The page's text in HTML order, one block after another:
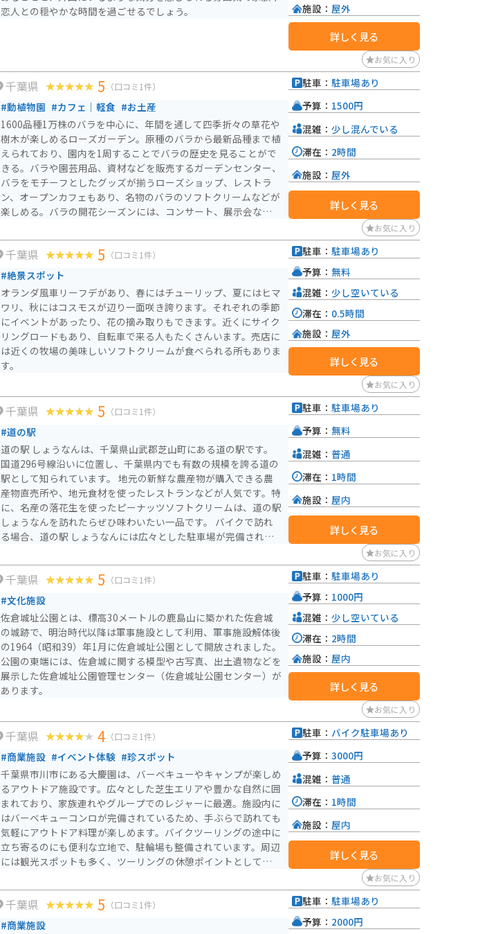
恋人との穏やかな時間を過ごせるでしょう。
施設： 屋外
詳しく見る
お気に入り
千葉県 5 （口コミ1件）
#動植物園 #カフェ｜軽食 #お土産
1600品種1万株のバラを中心に、年間を通して四季折々の草花や
樹木が楽しめるローズガーデン。原種のバラから最新品種まで植
えられており、園内を1周することでバラの歴史を見ることがで
きる。バラや園芸用品、資材などを販売するガーデンセンター、
バラをモチーフとしたグッズが揃うローズショップ、レストラ
ン、オープンカフェもあり、名物のバラのソフトクリームなどが
楽しめる。バラの開花シーズンには、コンサート、展示会などの
駐車： 駐車場あり
予算： 1500円
混雑： 少し混んでいる
滞在： 2時間
施設： 屋外
詳しく見る
お気に入り
千葉県 5 （口コミ1件）
#絶景スポット
オランダ風車リーフデがあり、春にはチューリップ、夏にはヒマ
ワリ、秋にはコスモスが辺り一面咲き誇ります。それぞれの季節
にイベントがあったり、花の摘み取りもできます。近くにサイク
リングロードもあり、自転車で来る人もたくさんいます。売店に
は近くの牧場の美味しいソフトクリームが食べられる所もありま
す。
駐車： 駐車場あり
予算： 無料
混雑： 少し空いている
滞在： 0.5時間
施設： 屋外
詳しく見る
お気に入り
千葉県 5 （口コミ1件）
#道の駅
道の駅 しょうなんは、千葉県山武郡芝山町にある道の駅です。
国道296号線沿いに位置し、千葉県内でも有数の規模を誇る道の
駅として知られています。 地元の新鮮な農産物が購入できる農
産物直売所や、地元食材を使ったレストランなどが人気です。特
に、名産の落花生を使ったピーナッツソフトクリームは、道の駅
しょうなんを訪れたらぜひ味わいたい一品です。 バイクで訪れ
る場合、道の駅 しょうなんには広々とした駐車場が完備されて
途中に立ち寄るのに最適な場所と言えるでしょう。 道の駅 しょ
うなん周辺には、航空科学博物館や成田ゆめ牧場など、観光スポ
ットも充実しています。少し足を延ばせば、成田山新勝寺や成田
空港なども訪れることができます。
駐車： 駐車場あり
予算： 無料
混雑： 普通
滞在： 1時間
施設： 屋内
詳しく見る
お気に入り
千葉県 5 （口コミ1件）
#文化施設
佐倉城址公園とは、標高30メートルの鹿島山に築かれた佐倉城
の城跡で、明治時代以降は軍事施設として利用、軍事施設解体後
の1964（昭和39）年1月に佐倉城址公園として開放されました。
公園の東端には、佐倉城に関する模型や古写真、出土遺物などを
展示した佐倉城址公園管理センター（佐倉城址公園センター）が
あります。
駐車： 駐車場あり
予算： 1000円
混雑： 少し空いている
滞在： 2時間
施設： 屋内
詳しく見る
お気に入り
千葉県 4 （口コミ1件）
#商業施設 #イベント体験 #珍スポット
千葉県市川市にある大慶園は、バーベキューやキャンプが楽しめ
るアウトドア施設です。広々とした芝生エリアや豊かな自然に囲
まれており、家族連れやグループでのレジャーに最適。施設内に
はバーベキューコンロが完備されているため、手ぶらで訪れても
気軽にアウトドア料理が楽しめます。バイクツーリングの途中に
立ち寄るのにも便利な立地で、駐輪場も整備されています。周辺
には観光スポットも多く、ツーリングの休憩ポイントとしてもお
をお忘れなく。
駐車： バイク駐車場あり
予算： 3000円
混雑： 普通
滞在： 1時間
施設： 屋内
詳しく見る
お気に入り
千葉県 5 （口コミ1件）
#商業施設
駐車： 駐車場あり
予算： 2000円